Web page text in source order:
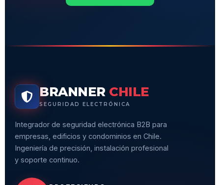
BRANNER CHILE
SEGURIDAD ELECTRÓNICA
Integrador de seguridad electrónica B2B para
empresas, edificios y condominios en Chile.
Ingeniería de precisión, instalación profesional
y soporte continuo.